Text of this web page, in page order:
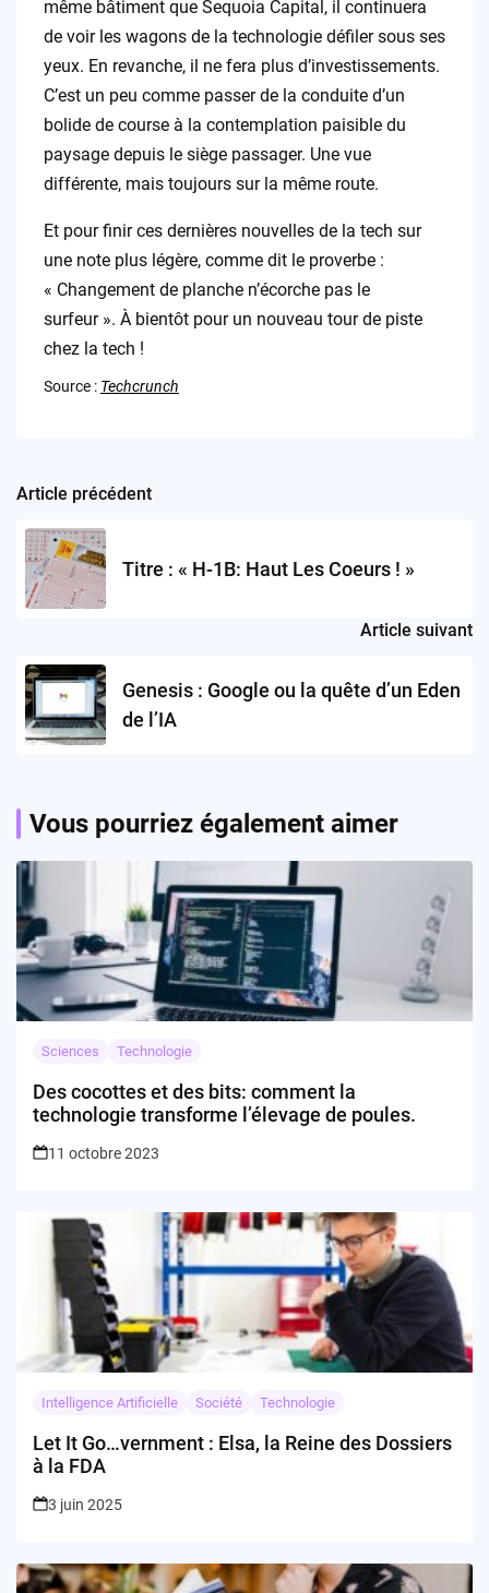
même bâtiment que Sequoia Capital, il continuera
de voir les wagons de la technologie défiler sous ses
yeux. En revanche, il ne fera plus d’investissements.
C’est un peu comme passer de la conduite d’un
bolide de course à la contemplation paisible du
paysage depuis le siège passager. Une vue
différente, mais toujours sur la même route.
Et pour finir ces dernières nouvelles de la tech sur
une note plus légère, comme dit le proverbe :
« Changement de planche n’écorche pas le
surfeur ». À bientôt pour un nouveau tour de piste
chez la tech !
Source : Techcrunch
Post
navigation
Article précédent
Titre : « H-1B: Haut Les Coeurs ! »
Article suivant
Genesis : Google ou la quête d’un Eden
de l’IA
Vous pourriez également aimer
Sciences Technologie
Des cocottes et des bits: comment la
technologie transforme l’élevage de poules.
11 octobre 2023
Intelligence Artificielle Société Technologie
Let It Go…vernment : Elsa, la Reine des Dossiers
à la FDA
3 juin 2025